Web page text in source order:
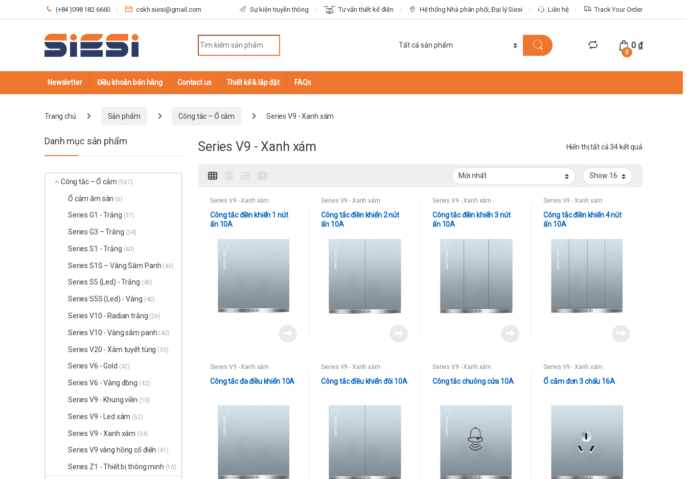
Skip to navigation
Skip to content
(+84 )098 182 6660 cskh.siesi@gmail.com Sự kiện truyền thông Tư vấn thiết kế điện Hệ thống Nhà phân phối, Đại lý Siesi Liên hệ Track Your Order
0
0₫
Newsletter Điều khoản bán hàng Contact us Thiết kế & lắp đặt FAQs
Trang chủ Sản phẩm Công tắc – Ổ cắm Series V9 - Xanh xám
Series V9 - Xanh xám Hiển thị tất cả 34 kết quả
Series V9 - Xanh xám
Công tắc điền khiển 1 nút
ấn 10A
Series V9 - Xanh xám
Công tắc điền khiển 2 nút
ấn 10A
Series V9 - Xanh xám
Công tắc điền khiển 3 nút
ấn 10A
Series V9 - Xanh xám
Công tắc điền khiển 4 nút
ấn 10A
Series V9 - Xanh xám
Công tắc đa điều khiển 10A
Series V9 - Xanh xám
Công tắc điều khiển đôi 10A
Series V9 - Xanh xám
Công tắc chuông cửa 10A
Series V9 - Xanh xám
Ổ cắm đơn 3 chấu 16A
Danh mục sản phẩm
Công tắc – Ổ cắm (567)
Ổ cắm âm sàn (6)
Series G1 - Trắng (37)
Series G3 – Trắng (34)
Series S1 - Trắng (40)
Series S1S – Vàng Sâm Panh (40)
Series S5 (Led) - Trắng (40)
Series S5S (Led) - Vàng (40)
Series V10 - Radian trắng (26)
Series V10 - Vàng sâm panh (40)
Series V20 - Xám tuyết tùng (33)
Series V6 - Gold (42)
Series V6 - Vàng đồng (42)
Series V9 - Khung viền (10)
Series V9 - Led xám (52)
Series V9 - Xanh xám (34)
Series V9 vàng hồng cổ điển (41)
Series Z1 - Thiết bị thông minh (10)